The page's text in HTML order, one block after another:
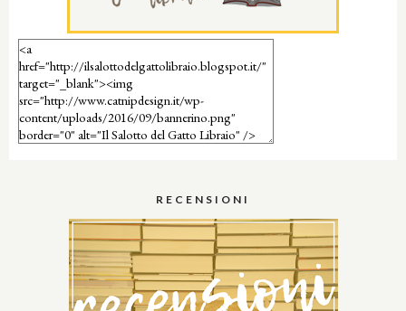
RECENSIONI